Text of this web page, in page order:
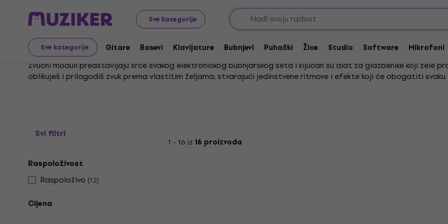
Sve kategorije
Sve kategorije Gitare Basevi Klavijature Bubnjevi Puhački Žice Studio Software Mikrofoni
Glazbeni instrumenti Bubnjevi Električni bubnjevi Zvučni moduli za električne bubnjeve
Zvučni moduli za električne bubnjeve
Zvučni moduli predstavljaju srce svakog elektroničkog bubnjarskog seta i ključan su alat za glazbenike koji žele
oblikuješ i prilagodiš zvuk prema vlastitim željama, stvarajući jedinstvene ritmove i efekte koji će obogatiti svaku
Svi filtri
Raspoloživost
Raspoloživo (12)
Cijena
1 - 16 iz 16 proizvoda